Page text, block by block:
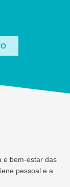
e bem-estar das
pessoal e a